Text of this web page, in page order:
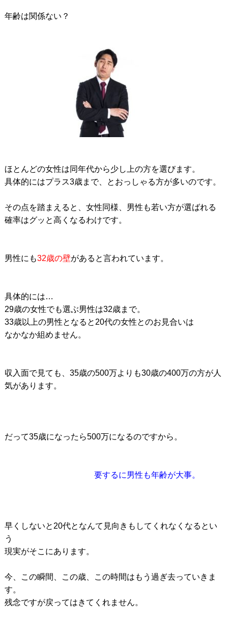
年齢は関係ない？
ほとんどの女性は同年代から少し上の方を選びます。
具体的にはプラス3歳まで、とおっしゃる方が多いのです。
その点を踏まえると、女性同様、男性も若い方が選ばれる
確率はグッと高くなるわけです。
男性にも32歳の壁があると言われています。
具体的には…
29歳の女性でも選ぶ男性は32歳まで。
33歳以上の男性となると20代の女性とのお見合いは
なかなか組めません。
収入面で見ても、35歳の500万よりも30歳の400万の方が人
気があります。
だって35歳になったら500万になるのですから。
要するに男性も年齢が大事。
早くしないと20代となんて見向きもしてくれなくなるとい
う
現実がそこにあります。
今、この瞬間、この歳、この時間はもう過ぎ去っていきま
す。
残念ですが戻ってはきてくれません。